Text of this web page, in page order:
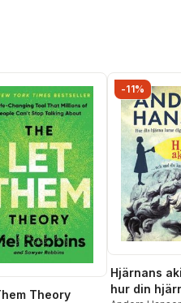
Theory
-11%
Hjärnans
hur din